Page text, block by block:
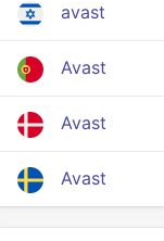
avast
Avast
Avast
Avast